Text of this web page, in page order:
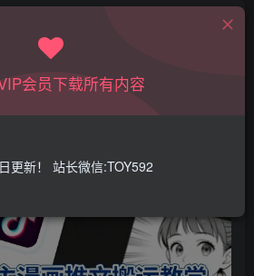
一技术指导
无限制阅读
文搬运教学，剪映手法剪辑搬运
教学，剪映手法剪辑搬运技术
会员下载所有内容
更新！ 站长微信:TOY592